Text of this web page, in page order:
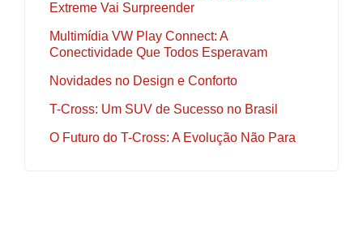
Extreme Vai Surpreender
Multimídia VW Play Connect: A
Conectividade Que Todos Esperavam
Novidades no Design e Conforto
T-Cross: Um SUV de Sucesso no Brasil
O Futuro do T-Cross: A Evolução Não Para